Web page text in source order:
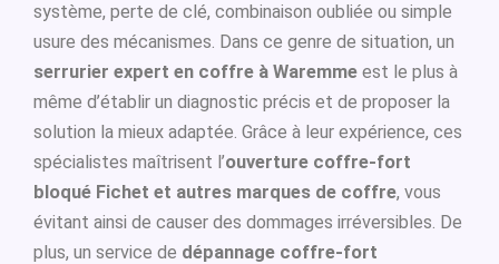
système, perte de clé, combinaison oubliée ou simple
usure des mécanismes. Dans ce genre de situation, un
serrurier expert en coffre à Waremme est le plus à
même d’établir un diagnostic précis et de proposer la
solution la mieux adaptée. Grâce à leur expérience, ces
spécialistes maîtrisent l’ouverture coffre-fort
bloqué Fichet et autres marques de coffre, vous
évitant ainsi de causer des dommages irréversibles. De
plus, un service de dépannage coffre-fort